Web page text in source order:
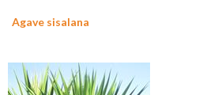
Agave sisalana